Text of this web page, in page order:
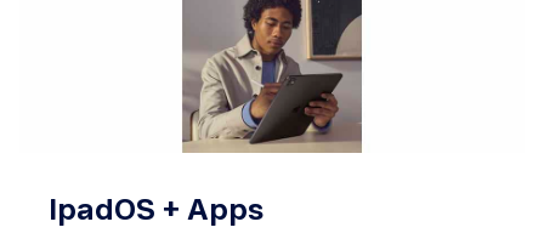
IpadOS + Apps